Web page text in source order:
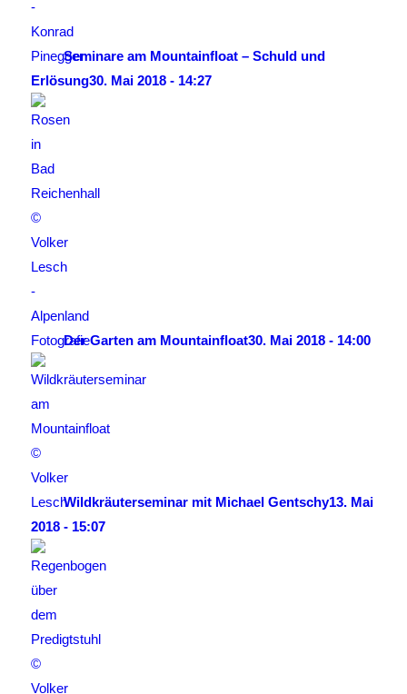
Seminare am Mountainfloat – Schuld und
Erlösung30. Mai 2018 - 14:27
Der Garten am Mountainfloat30. Mai 2018 - 14:00
Wildkräuterseminar mit Michael Gentschy13. Mai
2018 - 15:07